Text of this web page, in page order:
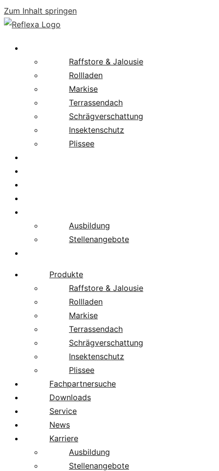
Zum Inhalt springen
Raffstore & Jalousie
Rollladen
Markise
Terrassendach
Schrägverschattung
Insektenschutz
Plissee
Ausbildung
Stellenangebote
Produkte
Raffstore & Jalousie
Rollladen
Markise
Terrassendach
Schrägverschattung
Insektenschutz
Plissee
Fachpartnersuche
Downloads
Service
News
Karriere
Ausbildung
Stellenangebote